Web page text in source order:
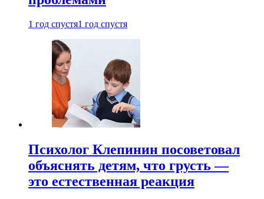
1 год спустя1 год спустя
Психолог Клепинин посоветовал
объяснять детям, что грусть —
это естественная реакция